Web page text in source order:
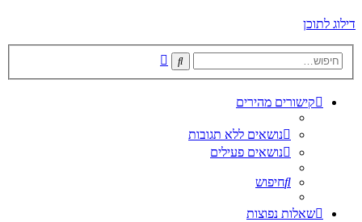
דילוג לתוכן
חיפוש
קישורים מהירים
נושאים ללא תגובות
נושאים פעילים
חיפוש
שאלות נפוצות